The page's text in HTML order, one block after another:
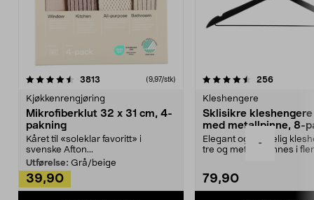
-
3813 anmeldelser(9,97/stk)
Kjøkkenrengjøring
Mikrofiberklut 32 x 31 cm, 4-
pakning
Kåret til «soleklar favoritt» i
svenske Afton...
Utførelse: Grå/beige
39,90
4.5av 5 stjerner 256
Kleshengere
Sklisikre
med metallpinne, 8-
Elegant og skikkelig
tre og metall – finnes i
79,90
4.5av 5 stjerner